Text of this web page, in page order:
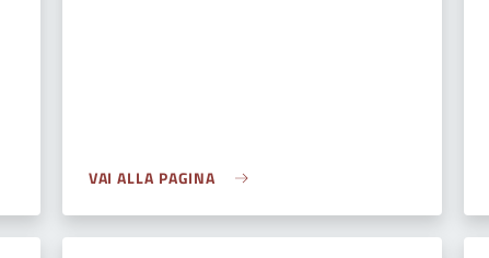
VAI ALLA PAGINA